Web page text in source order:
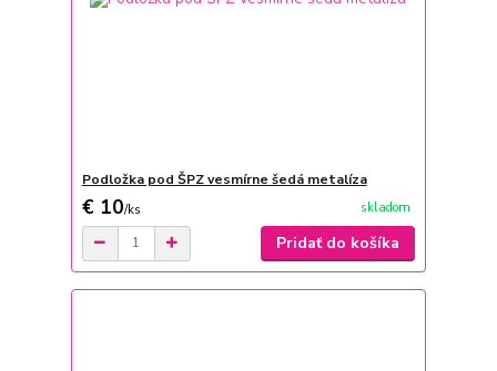
Podložka pod ŠPZ vesmírne šedá metalíza
€ 10/ks skladom
Pridať do košíka